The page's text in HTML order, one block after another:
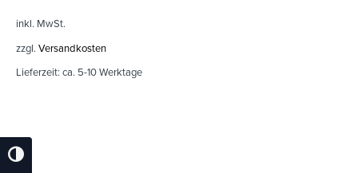
Umschalten Auf Hohe Kontraste
inkl. MwSt.
zzgl. Versandkosten
Lieferzeit: ca. 5-10 Werktage